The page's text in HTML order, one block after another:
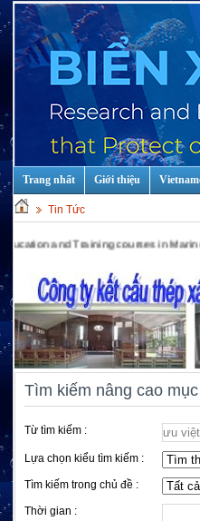
Trang nhất Giới thiệu
Tin Tức
and Training courses in Marine
Tìm kiếm nâng cao
Từ tìm kiếm :
Lựa chọn kiểu tìm kiếm :
Tìm kiếm trong chủ đề :
Thời gian :